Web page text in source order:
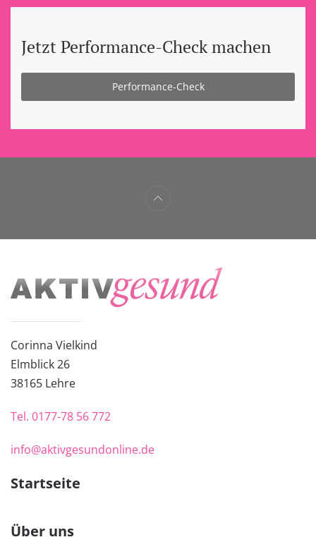
Jetzt Performance-Check machen
Performance-Check
Corinna Vielkind
Elmblick 26
38165 Lehre
Tel. 0177-78 56 772
info@aktivgesundonline.de
Startseite
Über uns